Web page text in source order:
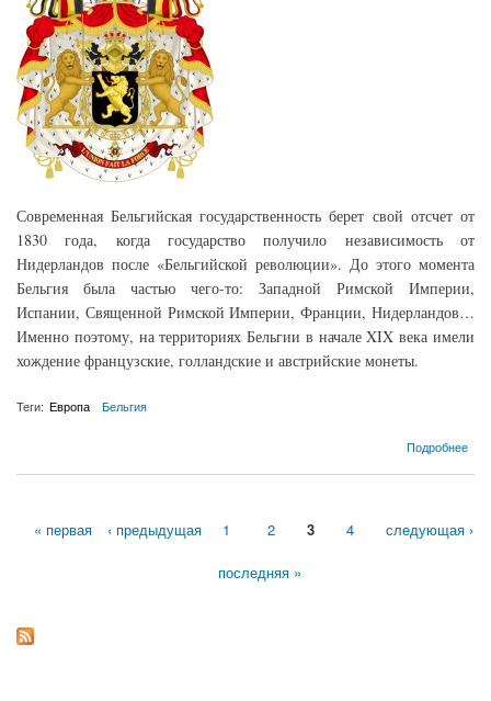
Современная Бельгийская государственность берет свой отсчет от
1830 года, когда государство получило независимость от
Нидерландов после «Бельгийской революции». До этого момента
Бельгия была частью чего-то: Западной Римской Империи,
Испании, Священной Римской Империи, Франции, Нидерландов…
Именно поэтому, на территориях Бельгии в начале XIX века имели
хождение французские, голландские и австрийские монеты.
Теги: Европа Бельгия
Подробнее
Страницы
« первая ‹ предыдущая 1 2 3 4 следующая ›
последняя »